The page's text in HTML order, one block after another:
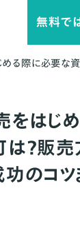
無料で
る際に必要な
をはじ
？販
のコ